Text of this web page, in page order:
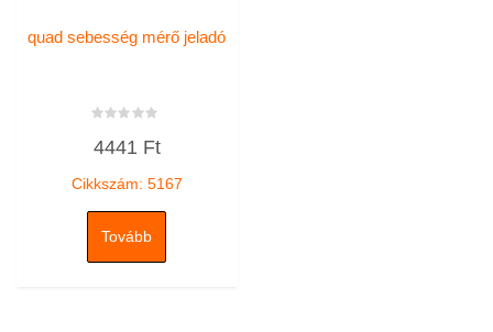
quad sebesség mérő jeladó
0
4441 Ft
Cikkszám: 5167
Tovább